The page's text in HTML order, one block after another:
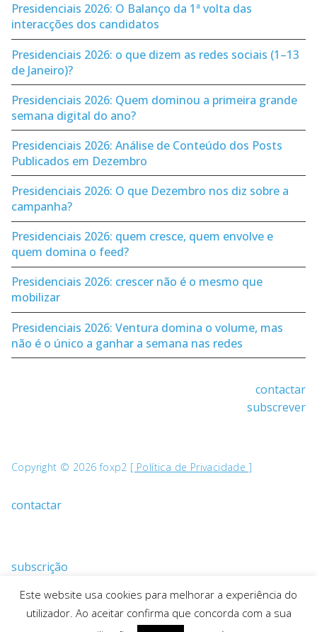
Presidenciais 2026: O Balanço da 1ª volta das
interacções dos candidatos
Presidenciais 2026: o que dizem as redes sociais (1–13
de Janeiro)?
Presidenciais 2026: Quem dominou a primeira grande
semana digital do ano?
Presidenciais 2026: Análise de Conteúdo dos Posts
Publicados em Dezembro
Presidenciais 2026: O que Dezembro nos diz sobre a
campanha?
Presidenciais 2026: quem cresce, quem envolve e
quem domina o feed?
Presidenciais 2026: crescer não é o mesmo que
mobilizar
Presidenciais 2026: Ventura domina o volume, mas
não é o único a ganhar a semana nas redes
contactar
subscrever
Copyright © 2026 foxp2 [ Política de Privacidade ]
contactar
subscrição
Este website usa cookies para melhorar a experiência do
utilizador. Ao aceitar confirma que concorda com a sua